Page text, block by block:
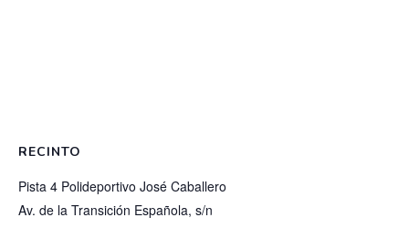
RECINTO
Pista 4 Polideportivo José Caballero
Av. de la Transición Española, s/n